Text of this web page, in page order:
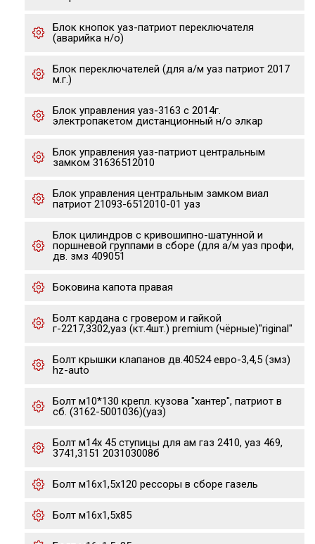
Блок кнопок уаз-патриот переключателя
(аварийка н/о)
Блок переключателей (для а/м уаз патриот 2017
м.г.)
Блок управления уаз-3163 с 2014г.
электропакетом дистанционный н/о элкар
Блок управления уаз-патриот центральным
замком 31636512010
Блок управления центральным замком виал
патриот 21093-6512010-01 уаз
Блок цилиндров с кривошипно-шатунной и
поршневой группами в сборе (для а/м уаз профи,
дв. змз 409051
Боковина капота правая
Болт кардана с гровером и гайкой
г-2217,3302,уаз (кт.4шт.) premium (чёрные)"riginal"
Болт крышки клапанов дв.40524 евро-3,4,5 (змз)
hz-auto
Болт м10*130 крепл. кузова "хантер", патриот в
сб. (3162-5001036)(уаз)
Болт м14х 45 ступицы для ам газ 2410, уаз 469,
3741,3151 203103008б
Болт м16х1,5х120 рессоры в сборе газель
Болт м16х1,5х85